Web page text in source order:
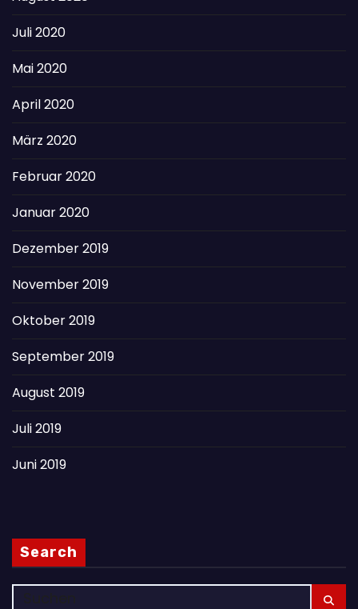
Juli 2020
Mai 2020
April 2020
März 2020
Februar 2020
Januar 2020
Dezember 2019
November 2019
Oktober 2019
September 2019
August 2019
Juli 2019
Juni 2019
Search